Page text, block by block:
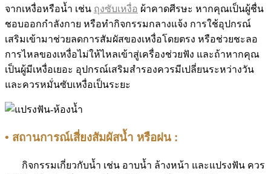
จากเหงื่อหรือน้ำ เช่น ถุงซับเหงื่อ ผ้าคาดศีรษะ หากคุณเป็นผู้ชื่น
ชอบออกกำลังกาย หรือทำกิจกรรมกลางแจ้ง การใช้อุปกรณ์
เสริมเข้ามาช่วยลดการสัมผัสของเหงื่อโดยตรง หรือช่วยชะลอ
การไหลของเหงื่อไม่ให้ไหลเข้าสู่เครื่องช่วยฟัง และถ้าหากคุณ
เป็นผู้มีเหงื่อเยอะ อุปกรณ์เสริมสำรองควรมีเปลี่ยนระหว่างวัน
และควรหมั่นซับเหงื่อเป็นระยะ
• สถานการณ์เสี่ยงสัมผัสน้ำ หรือฝน :
กิจกรรมเกี่ยวกับน้ำ เช่น อาบน้ำ ล้างหน้า และแปรงฟัน ควร